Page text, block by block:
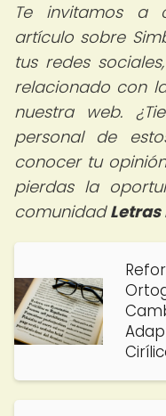
Te invitamos a
artículo sobre
tus redes
relacionado con
nuestra web.
personal de
conocer tu
pierdas la
comunidadLetras